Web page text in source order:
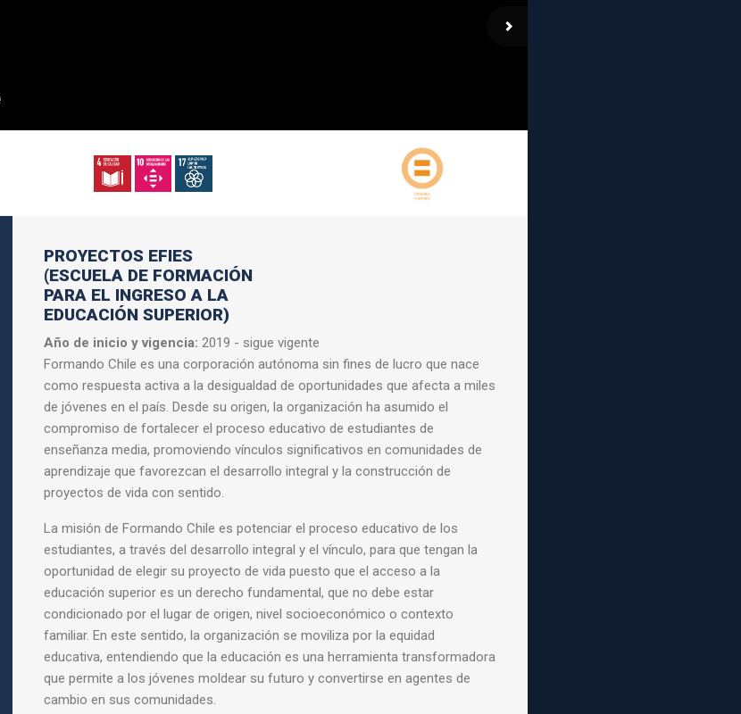
PROYECTOS EFIES
(ESCUELA DE FORMACIÓN
PARA EL INGRESO A LA
EDUCACIÓN SUPERIOR)
Año de inicio y vigencia: 2019 - sigue vigente
Formando Chile es una corporación autónoma sin fines de lucro que nace
como respuesta activa a la desigualdad de oportunidades que afecta a miles
de jóvenes en el país. Desde su origen, la organización ha asumido el
compromiso de fortalecer el proceso educativo de estudiantes de
enseñanza media, promoviendo vínculos significativos en comunidades de
aprendizaje que favorezcan el desarrollo integral y la construcción de
proyectos de vida con sentido.
La misión de Formando Chile es potenciar el proceso educativo de los
estudiantes, a través del desarrollo integral y el vínculo, para que tengan la
oportunidad de elegir su proyecto de vida puesto que el acceso a la
educación superior es un derecho fundamental, que no debe estar
condicionado por el lugar de origen, nivel socioeconómico o contexto
familiar. En este sentido, la organización se moviliza por la equidad
educativa, entendiendo que la educación es una herramienta transformadora
que permite a los jóvenes moldear su futuro y convertirse en agentes de
cambio en sus comunidades.